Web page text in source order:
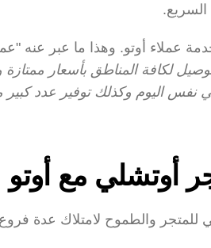
أوتشلي مع أوتو